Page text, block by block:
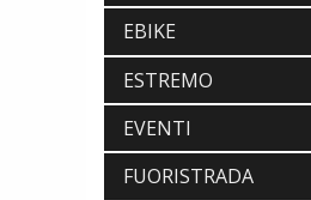
EBIKE
ESTREMO
EVENTI
FUORISTRADA